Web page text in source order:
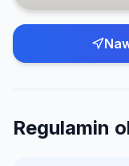
Regulamin